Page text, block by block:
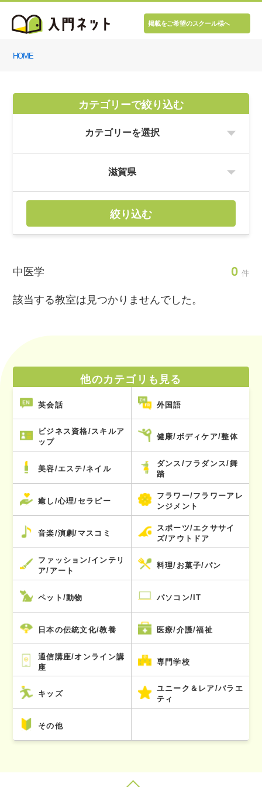
掲載をご希望のスクール様へ
HOME
カテゴリーで絞り込む
絞り込む
中医学 0 件
該当する教室は見つかりませんでした。
他のカテゴリも見る
英会話 外国語
ビジネス資格/スキルア
ップ
健康/ボディケア/整体
美容/エステ/ネイル
ダンス/フラダンス/舞
踏
癒し/心理/セラピー
フラワー/フラワーアレ
ンジメント
音楽/演劇/マスコミ
スポーツ/エクササイ
ズ/アウトドア
ファッション/インテリ
ア/アート
料理/お菓子/パン
ペット/動物 パソコン/IT
日本の伝統文化/教養 医療/介護/福祉
通信講座/オンライン講
座
専門学校
キッズ
ユニーク＆レア/バラエ
ティ
その他